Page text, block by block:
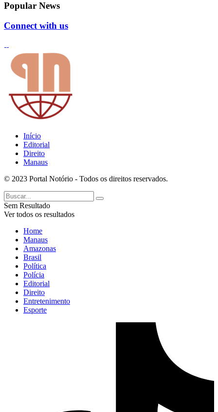
Popular News
Connect with us
Início
Editorial
Direito
Manaus
© 2023 Portal Notório - Todos os direitos reservados.
Sem Resultado
Ver todos os resultados
Home
Manaus
Amazonas
Brasil
Política
Polícia
Editorial
Direito
Entretenimento
Esporte